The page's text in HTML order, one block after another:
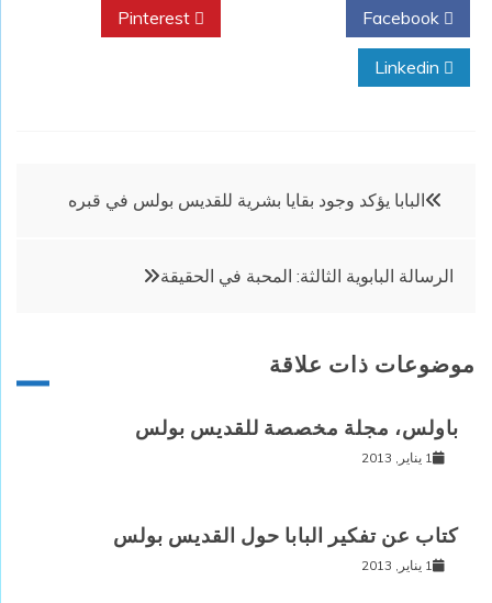
تصفّحالبابا يؤكد وجود بقايا بشرية للقديس بولس في قبره
الرسالة البابوية الثالثة: المحبة في الحقيقة
موضوعات ذات علاقة
باولس، مجلة مخصصة للقديس بولس
1 يناير, 2013
كتاب عن تفكير البابا حول القديس بولس
1 يناير, 2013